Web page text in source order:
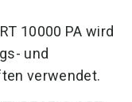
10000 PA wird
und
verwendet.